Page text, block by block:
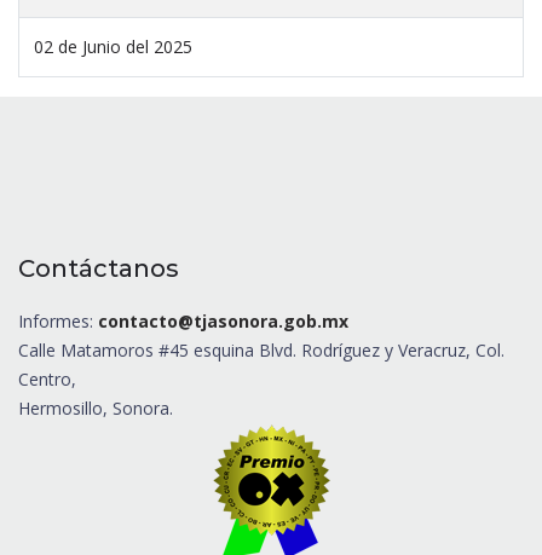
02 de Junio del 2025
Contáctanos
Informes: contacto@tjasonora.gob.mx
Calle Matamoros #45 esquina Blvd. Rodríguez y Veracruz, Col.
Centro,
Hermosillo, Sonora.